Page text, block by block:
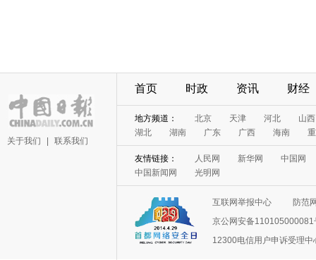
关于我们 联系我们
首页 时政 资讯 财经
地方频道： 北京 天津 河北
山西
湖北
湖南 广东 广西 海南
友情链接： 人民网 新华网
中国网
中国新闻网
光明网
互联网举报中心
防范
京公网安备110105000081
12300电信用户申诉受理中